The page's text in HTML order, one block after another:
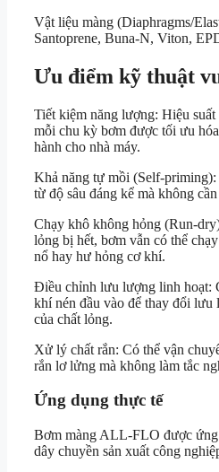
Vật liệu màng (Diaphragms/
Santoprene, Buna-N, Viton,
Ưu điểm kỹ thuật
Tiết kiệm năng lượng: Hiệu
mỗi chu kỳ bơm được tối ưu
hành cho nhà máy.
Khả năng tự mồi (Self-
từ độ sâu đáng kể mà không
Chạy khô không hỏng (Run-
lỏng bị hết, bơm vẫn có thể
nổ hay hư hỏng cơ khí.
Điều chỉnh lưu lượng linh hoạt:
khí nén đầu vào để thay đổi lưu
của chất lỏng.
Xử lý chất rắn: Có thể vận
rắn lơ lửng mà không làm tắc
Ứng dụng thực tế
Bơm màng ALL-FLO được
dây chuyền sản xuất công